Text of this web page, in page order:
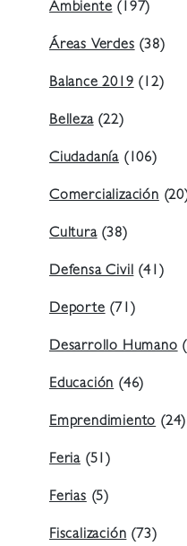
Ambiente(197)
Áreas Verdes(38)
Balance 2019(12)
Belleza(22)
Ciudadanía (106)
Comercialización
Cultura(38)
Defensa Civil(41)
Deporte(71)
Desarrollo Humano
Educación(46)
Emprendimiento(24)
Feria (51)
Ferias(5)
Fiscalización(73)